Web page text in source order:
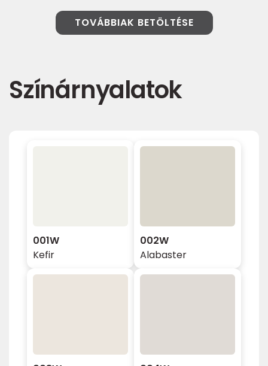
TOVÁBBIAK BETÖLTÉSE
Színárnyalatok
001W
Kefir
002W
Alabaster